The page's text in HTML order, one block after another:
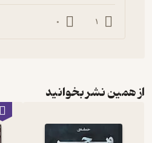
1
0
از همین نشر بخوانید